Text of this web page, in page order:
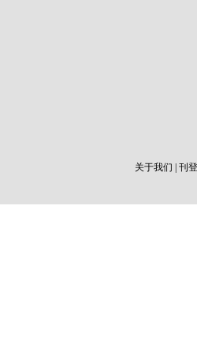
关于我们 | 刊